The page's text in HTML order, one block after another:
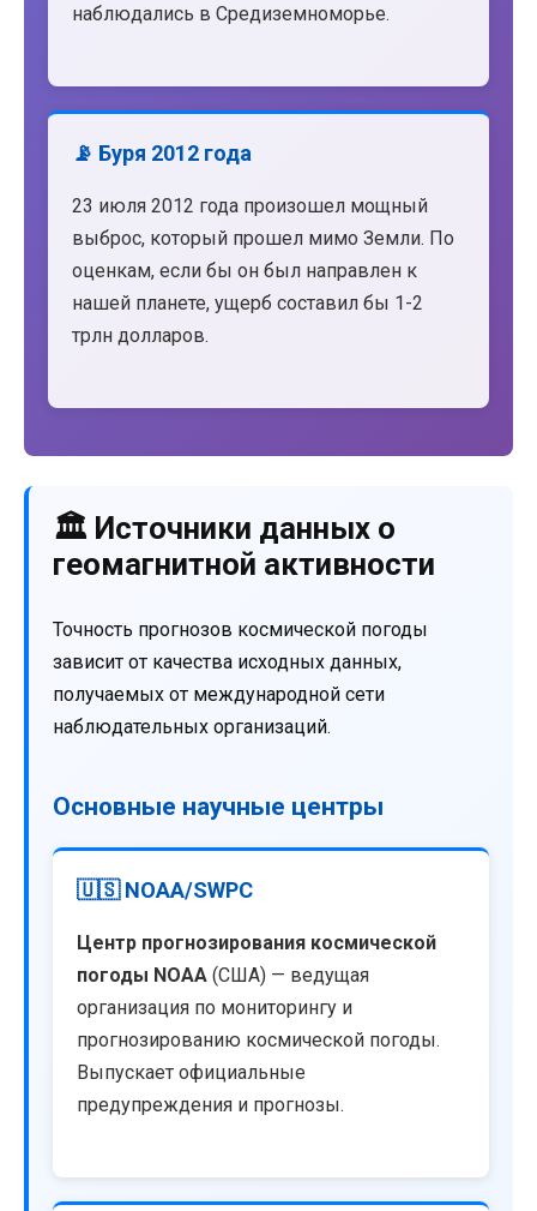
наблюдались в Средиземноморье.
📡 Буря 2012 года
23 июля 2012 года произошел мощный
выброс, который прошел мимо Земли. По
оценкам, если бы он был направлен к
нашей планете, ущерб составил бы 1-2
трлн долларов.
🏛️ Источники данных о
геомагнитной активности
Точность прогнозов космической погоды
зависит от качества исходных данных,
получаемых от международной сети
наблюдательных организаций.
Основные научные центры
🇺🇸 NOAA/SWPC
Центр прогнозирования космической
погоды NOAA (США) — ведущая
организация по мониторингу и
прогнозированию космической погоды.
Выпускает официальные
предупреждения и прогнозы.